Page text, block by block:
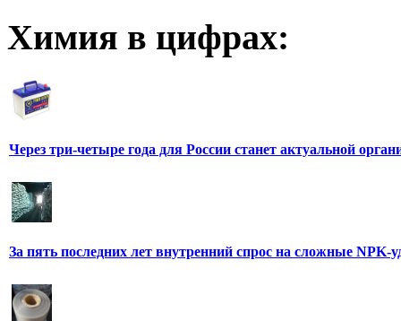
Химия в цифрах:
Через три-четыре года для России станет актуальной
За пять последних лет внутренний спрос на сложные NPK-